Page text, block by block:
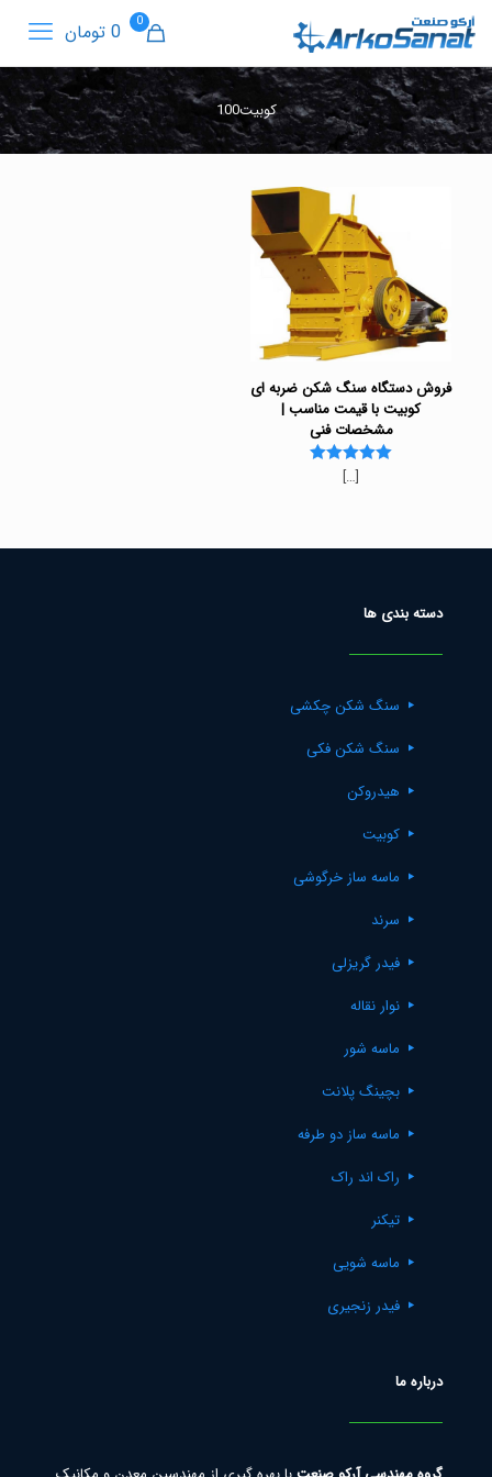
0 0 تومان
کوبیت100
فروش دستگاه سنگ شکن ضربه ای
کوبیت با قیمت مناسب |
مشخصات فنی
Rated
[…]
دسته بندی ها
سنگ شکن چکشی
سنگ شکن فکی
هیدروکن
کوبیت
ماسه ساز خرگوشی
سرند
فیدر گریزلی
نوار نقاله
ماسه شور
بچینگ پلانت
ماسه ساز دو طرفه
راک اند راک
تیکنر
ماسه شویی
فیدر زنجیری
درباره ما